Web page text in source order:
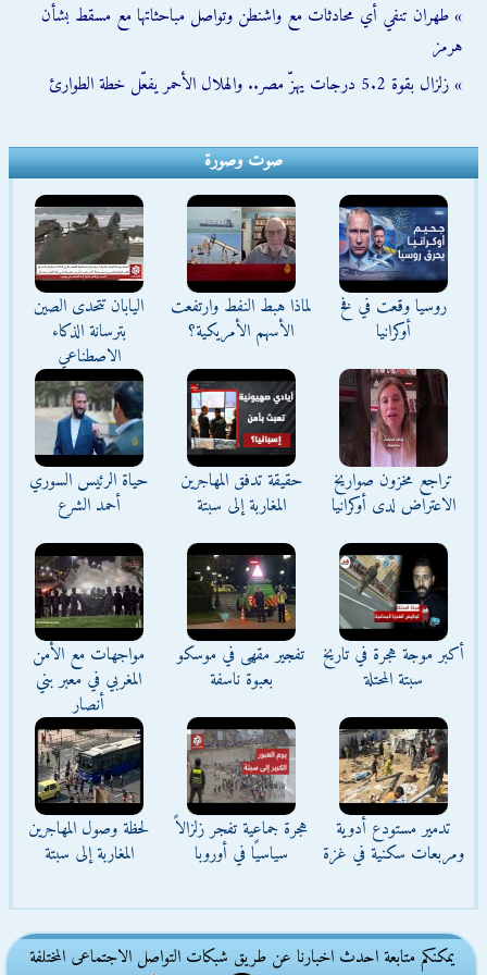
» طهران تنفي أي محادثات مع واشنطن وتواصل مباحثاتها مع مسقط بشأن
هرمز
» زلزال بقوة 5.2 درجات يهزّ مصر.. والهلال الأحمر يفعّل خطة الطوارئ
صوت وصورة
روسيا وقعت في فخ
أوكرانيا
لماذا هبط النفط وارتفعت
الأسهم الأمريكية؟
اليابان تتحدى الصين
بترسانة الذكاء
الاصطناعي
تراجع مخزون صواريخ
الاعتراض لدى أوكرانيا
حقيقة تدفق المهاجرين
المغاربة إلى سبتة
حياة الرئيس السوري
أحمد الشرع
أكبر موجة هجرة في تاريخ
سبتة المحتلة
تفجير مقهى في موسكو
بعبوة ناسفة
مواجهات مع الأمن
المغربي في معبر بني
أنصار
تدمير مستودع أدوية
ومربعات سكنية في غزة
هجرة جماعية تفجر زلزالاً
سياسيًا في أوروبا
لحظة وصول المهاجرين
المغاربة إلى سبتة
يمكنكم متابعة احدث اخبارنا عن طريق شبكات التواصل الاجتماعى المختلفة